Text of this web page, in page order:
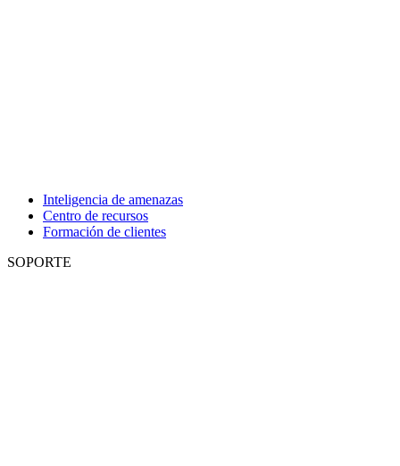
Inteligencia de amenazas
Centro de recursos
Formación de clientes
SOPORTE